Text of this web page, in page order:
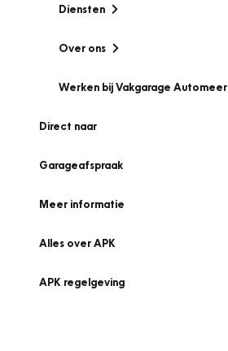
Diensten
Over ons
Werken bij Vakgarage Automeer
Direct naar
Garageafspraak
Meer informatie
Alles over APK
APK regelgeving